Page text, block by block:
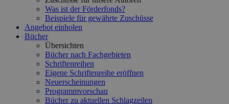
Was ist der Förderfonds?
Beispiele für gewährte Zuschüsse
Angebot einholen
Bücher
Übersichten
Bücher nach Fachgebieten
Schriftenreihen
Eigene Schriftenreihe eröffnen
Neuerscheinungen
Programmvorschau
Bücher zu aktuellen Schlagzeilen